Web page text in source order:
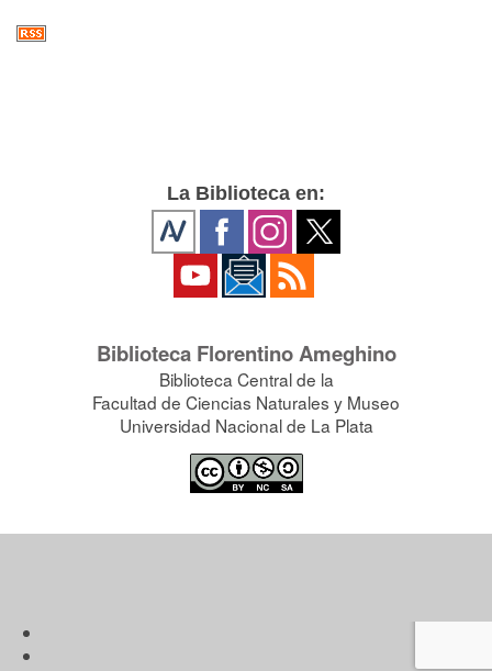
La Biblioteca en:
Biblioteca Florentino Ameghino
Biblioteca Central de la
Facultad de Ciencias Naturales y Museo
Universidad Nacional de La Plata